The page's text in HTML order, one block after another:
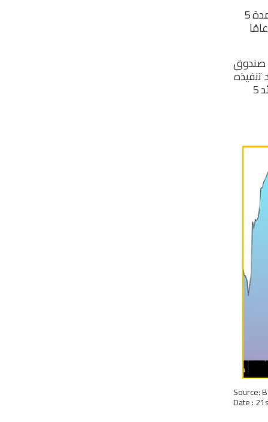
كما هو موضح في الرسم البياني ، فإن الفارق بين عائد السندات الألمانية لمدة 30 عامًا وعائد السندات الألمانية لمدة 5
سنوات هو 37.50 نقطة ، وهو نسبيًا أقرب إلى أدنى مستوى في 30 عامًا عند 10.70 ، مقارنةً بأعلى مستوى في 30 عامًا
صندوق
تنفيذه
قد يكون النهج أكثر تساهلاً لتجنب المزيد من تلطيخ النمو. نتيجة لذلك ، من المتوقع أن يتفوق عائد 30 عامًا على عائد 5
Source:
Date :